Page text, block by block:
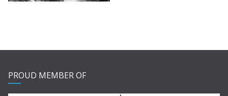
PROUD MEMBER OF